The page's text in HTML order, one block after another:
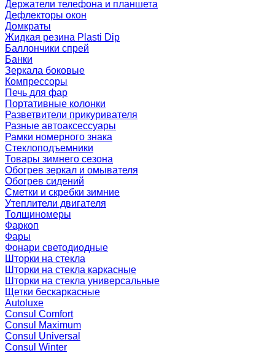
Держатели телефона и планшета
Дефлекторы окон
Домкраты
Жидкая резина Plasti Dip
Баллончики спрей
Банки
Зеркала боковые
Компрессоры
Печь для фар
Портативные колонки
Разветвители прикуривателя
Разные автоаксессуары
Рамки номерного знака
Стеклоподъемники
Товары зимнего сезона
Обогрев зеркал и омывателя
Обогрев сидений
Сметки и скребки зимние
Утеплители двигателя
Толщиномеры
Фаркоп
Фары
Фонари светодиодные
Шторки на стекла
Шторки на стекла каркасные
Шторки на стекла универсальные
Щетки бескаркасные
Autoluxe
Consul Comfort
Consul Maximum
Consul Universal
Consul Winter